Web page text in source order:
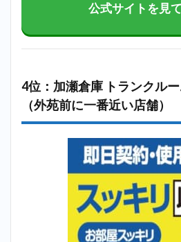
公式サイトを見
4位：加瀬倉庫 トランクル
（外苑前に一番近い店舗）